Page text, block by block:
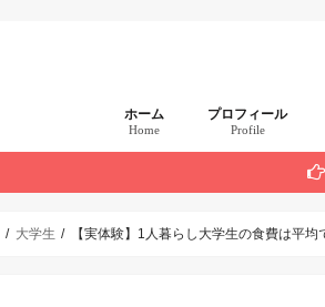
ホーム
Home
プロフィール
Profile
まず読んでほしい
大学生 【実体験】1人暮らし大学生の食費は平